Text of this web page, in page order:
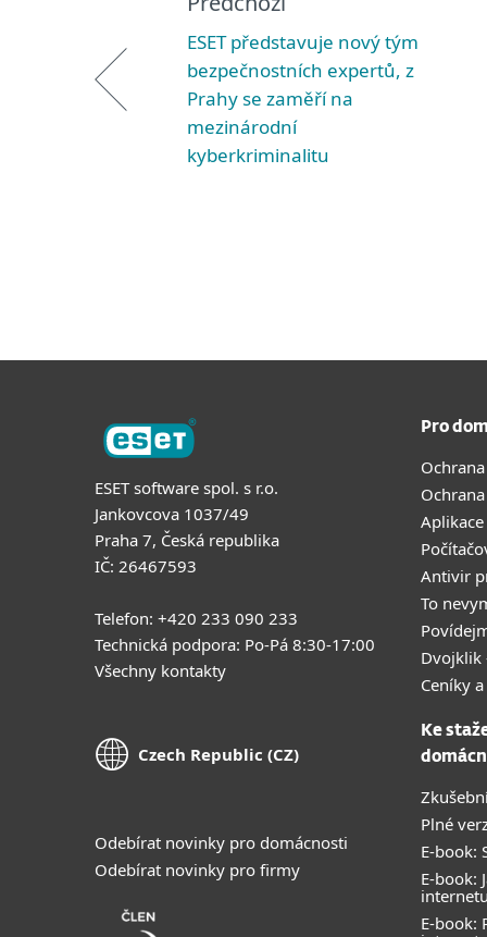
ESET představuje nový tým
bezpečnostních expertů, z
Prahy se zaměří na
mezinárodní
kyberkriminalitu
ESET software spol. s r.o.
Jankovcova 1037/49
Praha 7, Česká republika
IČ: 26467593
Telefon: +420 233 090 233
Technická podpora: Po-Pá 8:30-17:00
Všechny kontakty
Czech Republic (CZ)
Odebírat novinky pro domácnosti
Odebírat novinky pro firmy
Pro
Antivir
To
Dvojklik
Ceníky
Ke
Plné
E-book:
E-book:
E-book: